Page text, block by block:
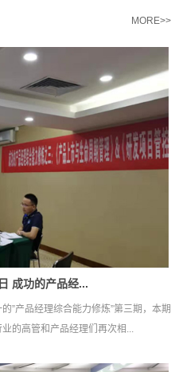
MORE>>
成功的产品经...
”产品经理综合能力修炼”第三期，本期
的高管和产品经理们再次相...